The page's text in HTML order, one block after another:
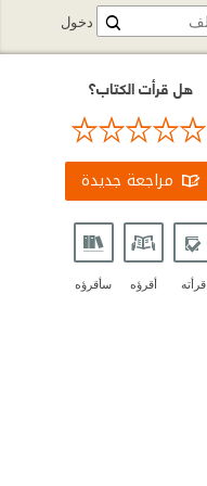
هل قرأت الكتاب؟
مراجعة جديدة
قرأته أقرؤه سأقرؤه
دخول